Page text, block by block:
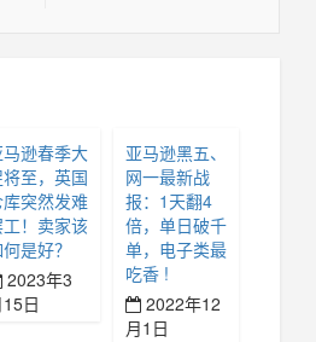
马逊春季大
至，英国
突然发难
！卖家该
是好？
2023年3
日
亚马逊黑五、
网一最新战
报：1天翻4
倍，单日破千
单，电子类最
吃香 !
2022年12
月1日